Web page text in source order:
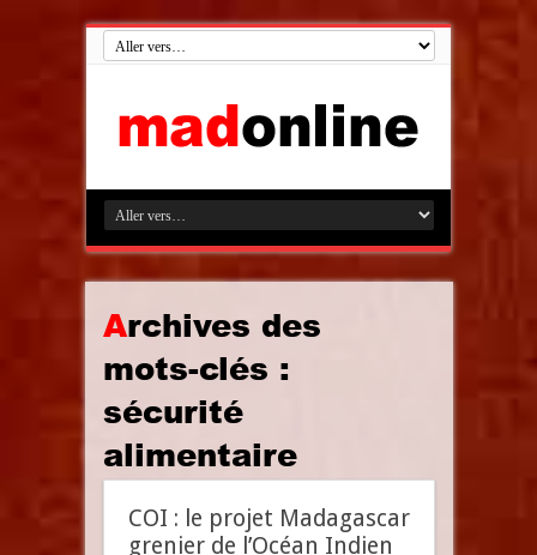
Archives des
mots-clés :
sécurité
alimentaire
COI : le projet Madagascar
grenier de l’Océan Indien